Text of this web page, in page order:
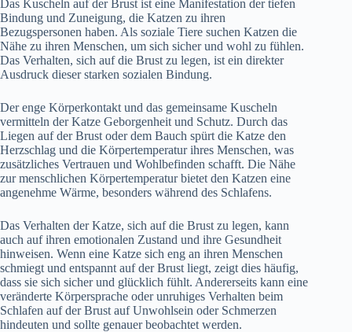
Das Kuscheln auf der Brust ist eine Manifestation der tiefen
Bindung und Zuneigung, die Katzen zu ihren
Bezugspersonen haben. Als soziale Tiere suchen Katzen die
Nähe zu ihren Menschen, um sich sicher und wohl zu fühlen.
Das Verhalten, sich auf die Brust zu legen, ist ein direkter
Ausdruck dieser starken sozialen Bindung.
Der enge Körperkontakt und das gemeinsame Kuscheln
vermitteln der Katze Geborgenheit und Schutz. Durch das
Liegen auf der Brust oder dem Bauch spürt die Katze den
Herzschlag und die Körpertemperatur ihres Menschen, was
zusätzliches Vertrauen und Wohlbefinden schafft. Die Nähe
zur menschlichen Körpertemperatur bietet den Katzen eine
angenehme Wärme, besonders während des Schlafens.
Das Verhalten der Katze, sich auf die Brust zu legen, kann
auch auf ihren emotionalen Zustand und ihre Gesundheit
hinweisen. Wenn eine Katze sich eng an ihren Menschen
schmiegt und entspannt auf der Brust liegt, zeigt dies häufig,
dass sie sich sicher und glücklich fühlt. Andererseits kann eine
veränderte Körpersprache oder unruhiges Verhalten beim
Schlafen auf der Brust auf Unwohlsein oder Schmerzen
hindeuten und sollte genauer beobachtet werden.